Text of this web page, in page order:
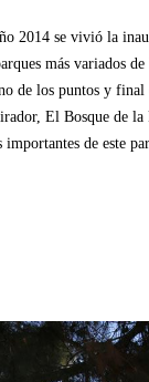
2014 se vivió la
más variados
de los puntos y
El Bosque de
de este